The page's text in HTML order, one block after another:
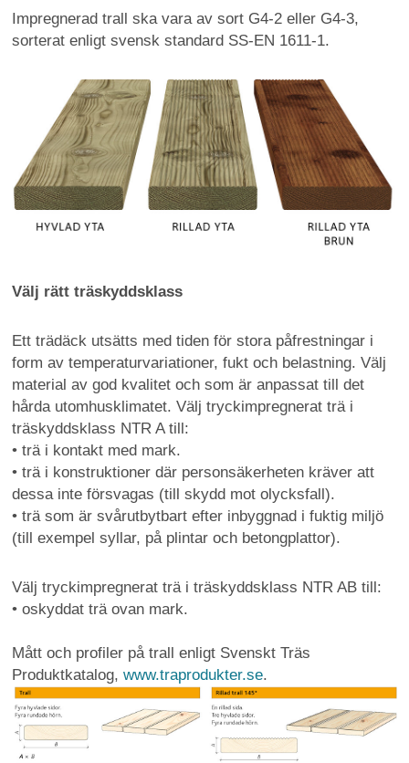
Impregnerad trall ska vara av sort G4-2 eller G4-3,
sorterat enligt svensk standard SS-EN 1611-1.
Välj rätt träskyddsklass
Ett trädäck utsätts med tiden för stora påfrestningar i
form av temperaturvariationer, fukt och belastning. Välj
material av god kvalitet och som är anpassat till det
hårda utomhusklimatet. Välj tryckimpregnerat trä i
träskyddsklass NTR A till:
• trä i kontakt med mark.
• trä i konstruktioner där personsäkerheten kräver att
dessa inte försvagas (till skydd mot olycksfall).
• trä som är svårutbytbart efter inbyggnad i fuktig miljö
(till exempel syllar, på plintar och betongplattor).
Välj tryckimpregnerat trä i träskyddsklass NTR AB till:
• oskyddat trä ovan mark.
Mått och profiler på trall enligt Svenskt Träs
Produktkatalog, www.traprodukter.se.